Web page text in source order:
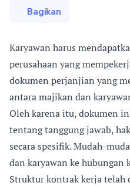
Bagikan
Karyawan harus
perusahaan yang
dokumen perjanjian yang
antara majikan dan
Oleh karena itu, dokumen
tentang tanggung jawab,
secara spesifik. Mudah-
dan karyawan ke hubungan
Struktur kontrak kerja telah